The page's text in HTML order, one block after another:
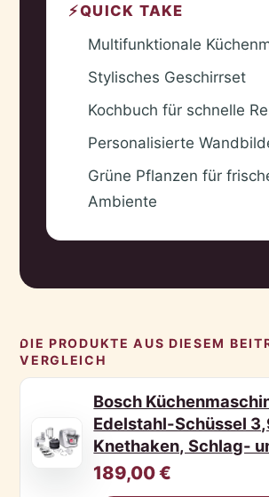
⚡QUICK TAKE
Multifunktionale
Stylisches Geschirrset
Kochbuch für schnelle
Personalisierte
Grüne Pflanzen für
Ambiente
DIE PRODUKTE AUS DIESEM
VERGLEICH
Bosch
Edelstahl-Schüssel
Knethaken, Schlag-
189,00 €